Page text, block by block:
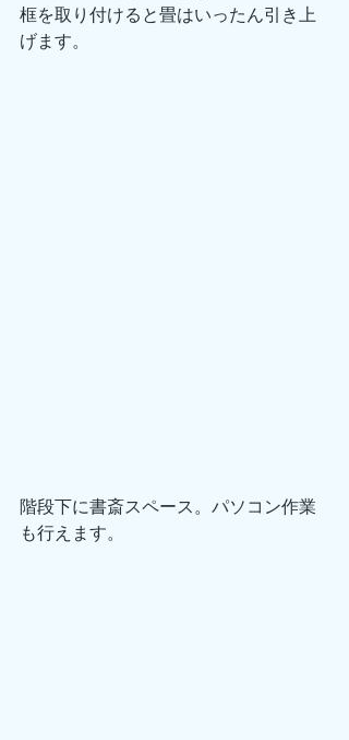
框を取り付けると畳はいったん引き上
げます。
階段下に書斎スペース。パソコン作業
も行えます。